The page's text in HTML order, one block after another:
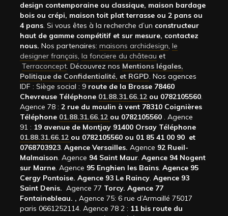
design contemporaine ou classique, maison bardage
bois ou crépi, maison toit plat terrasse ou 2 pans ou
4 pans. Si vous êtes à la recherche d’un constructeur
haut de gamme compétitif et sur mesure, contactez
nous. Nos partenaires: maisons archidesign, le
designer français, la fonciere du château et
Terraconcept. Découvrez nos Mentions légales,
Politique de Confidentialité, et RGPD. Nos agences
IDF : Siège social : 9 route de la Brosse 78460
Chevreuse Téléphone 01.88.31.66.12 ou 0782105560.
Agence 78 : 2 rue du moulin à vent 78310 Coignières
Téléphone 01.88.31.66.12 ou 0782105560 . Agence
91 : 19 avenue de Montjay 91400 Orsay Téléphone
01.88.31.66.12 ou 0782105560 ou 01 85 41 00 90 et
0768703923. Agence Versailles. Agence 92 Rueil-
Malmaison. Agence 94 Saint Maur. Agence 94 Nogent
sur Marne. Agence 95 Enghien les Bains. Agence 95
Cergy Pontoise. Agence 93 Le Raincy. Agence 93
Saint Denis. Agence 77 Torcy. Agence 77
Fontainebleau. , Agence 75: 6 rue d’Armaillé 75017
paris 0661252114. Agence 78 2 : 11 bis route du